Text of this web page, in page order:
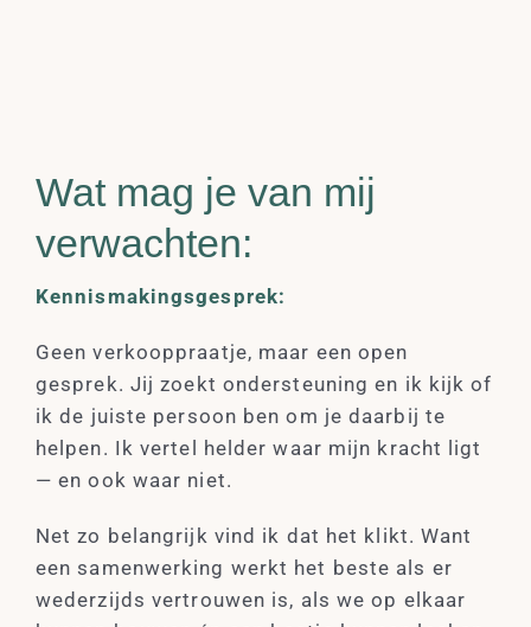
Wat mag je van mij
verwachten:
Kennismakingsgesprek:
Geen verkooppraatje, maar een open
gesprek. Jij zoekt ondersteuning en ik kijk of
ik de juiste persoon ben om je daarbij te
helpen. Ik vertel helder waar mijn kracht ligt
— en ook waar niet.
Net zo belangrijk vind ik dat het klikt. Want
een samenwerking werkt het beste als er
wederzijds vertrouwen is, als we op elkaar